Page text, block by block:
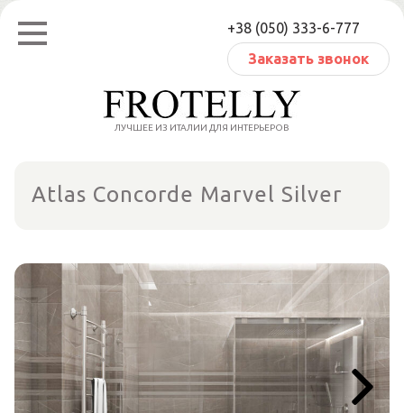
Перейти
содержанию
+38 (050) 333-6-777
Заказать звонок
ЛУЧШЕЕ ИЗ ИТАЛИИ ДЛЯ ИНТЕРЬЕРОВ
Atlas Concorde Marvel Silver